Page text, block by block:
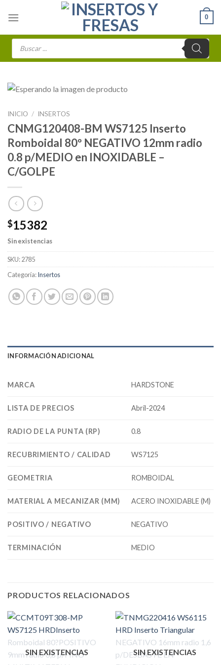
0
Búsqueda
INICIO / INSERTOS
CNMG120408-BM WS7125 Inserto
Romboidal 80º NEGATIVO 12mm radio
0.8 p/MEDIO en INOXIDABLE –
C/GOLPE
$15382
Sin existencias
SKU:2785
Categoría:Insertos
INFORMACIÓN ADICIONAL
MARCA HARDSTONE
LISTA DE PRECIOS Abril-2024
RADIO DE LA PUNTA (RP) 0.8
RECUBRIMIENTO / CALIDAD WS7125
GEOMETRIA ROMBOIDAL
MATERIAL A MECANIZAR (MM) ACERO INOXIDABLE (M)
POSITIVO / NEGATIVO NEGATIVO
TERMINACIÓN MEDIO
PRODUCTOS RELACIONADOS
SIN EXISTENCIAS SIN EXISTENCIAS